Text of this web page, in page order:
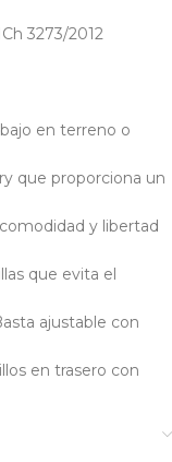
3273/2012
en terreno o
que proporciona un
y libertad
que evita el
ajustable con
en trasero con